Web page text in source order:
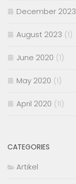
December 2023
August 2023 (1)
June 2020 (1)
May 2020 (1)
April 2020 (11)
CATEGORIES
Artikel